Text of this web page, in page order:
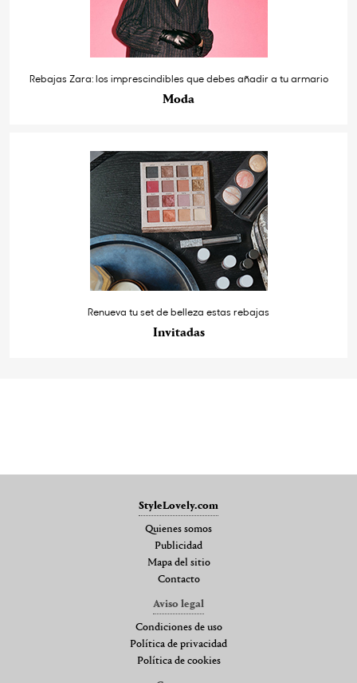
Rebajas Zara: los imprescindibles que debes añadir a tu armario
Moda
Renueva tu set de belleza estas rebajas
Invitadas
StyleLovely.com
Quienes somos
Publicidad
Mapa del sitio
Contacto
Aviso legal
Condiciones de uso
Política de privacidad
Política de cookies